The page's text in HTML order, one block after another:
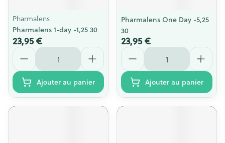
Pharmalens
Pharmalens 1-day -1,25 30
23,95 €
Quantité
Ajouter au panier
Pharmalens One Day -5,25
30
23,95 €
Quantité
Ajouter au panier